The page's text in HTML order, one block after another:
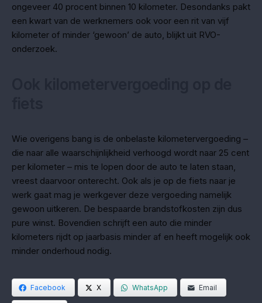
ongeveer 40 procent binnen 10 kilometer. Desondanks pakt
een kwart van de werknemers ook voor een rit van vijf
kilometer of minder ‘gewoon’ de auto, blijkt uit RVO-
onderzoek.
Wie overigens bang is de onbelaste kilometervergoeding –
die naar alle waarschijnlijkheid verhoogd wordt naar 25 cent
per kilometer – mis te lopen door de auto te laten staan,
vreest daarvoor onterecht. Ook als je op de fiets naar je
werk gaat mag je werkgever deze vergoeding namelijk
gewoon uitkeren. De bespaarde brandstofkosten zijn dus
pure winst. Bovendien schrijft een auto die minder
kilometers rijdt op jaarbasis minder af en heeft mogelijk ook
minder onderhoud nodig.
Facebook X WhatsApp Email